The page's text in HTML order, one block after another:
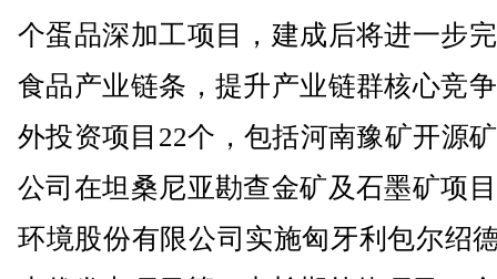
个蛋品深加工项目，建成后将进一步
食品产业链条，提升产业链群核心竞
外投资项目22个，包括河南豫矿开源
公司在坦桑尼亚勘查金矿及石墨矿项
环境股份有限公司实施匈牙利包尔绍